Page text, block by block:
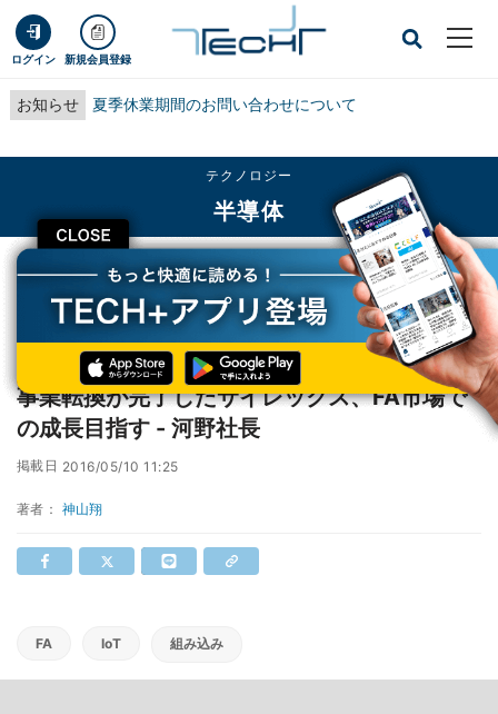
ログイン 新規会員登録
お知らせ 夏季休業期間のお問い合わせについて
CLOSE
テクノロジー
半導体
TECH+ テクノロジー
半導体
事業転換が完了したサイレックス、FA市場での成長目指す - 河野社長
事業転換が完了したサイレックス、FA市場で
の成長目指す - 河野社長
掲載日 2016/05/10 11:25
著者： 神山翔
FA IoT 組み込み